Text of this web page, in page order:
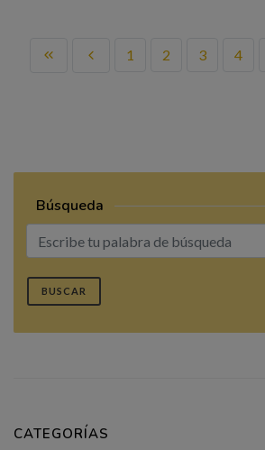
1 2 3 4
Búsqueda
BUSCAR
CATEGORÍAS